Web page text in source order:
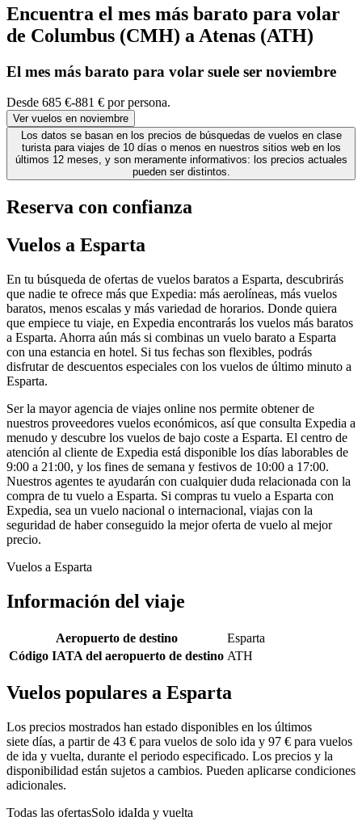
Encuentra el mes más barato para volar
de Columbus (CMH) a Atenas (ATH)
El mes más barato para volar suele ser noviembre
Desde 685 €-881 € por persona.
Ver vuelos en noviembre
Los datos se basan en los precios de búsquedas de vuelos en clase
turista para viajes de 10 días o menos en nuestros sitios web en los
últimos 12 meses, y son meramente informativos: los precios actuales
pueden ser distintos.
Reserva con confianza
Vuelos a Esparta
En tu búsqueda de ofertas de vuelos baratos a Esparta, descubrirás
que nadie te ofrece más que Expedia: más aerolíneas, más vuelos
baratos, menos escalas y más variedad de horarios. Donde quiera
que empiece tu viaje, en Expedia encontrarás los vuelos más baratos
a Esparta. Ahorra aún más si combinas un vuelo barato a Esparta
con una estancia en hotel. Si tus fechas son flexibles, podrás
disfrutar de descuentos especiales con los vuelos de último minuto a
Esparta.
Ser la mayor agencia de viajes online nos permite obtener de
nuestros proveedores vuelos económicos, así que consulta Expedia a
menudo y descubre los vuelos de bajo coste a Esparta. El centro de
atención al cliente de Expedia está disponible los días laborables de
9:00 a 21:00, y los fines de semana y festivos de 10:00 a 17:00.
Nuestros agentes te ayudarán con cualquier duda relacionada con la
compra de tu vuelo a Esparta. Si compras tu vuelo a Esparta con
Expedia, sea un vuelo nacional o internacional, viajas con la
seguridad de haber conseguido la mejor oferta de vuelo al mejor
precio.
Vuelos a Esparta
Información del viaje
Aeropuerto de destino
Esparta
Código IATA del aeropuerto de destino ATH
Vuelos populares a Esparta
Los precios mostrados han estado disponibles en los últimos
siete días, a partir de 43 € para vuelos de solo ida y 97 € para vuelos
de ida y vuelta, durante el periodo especificado. Los precios y la
disponibilidad están sujetos a cambios. Pueden aplicarse condiciones
adicionales.
Todas las ofertasSolo idaIda y vuelta